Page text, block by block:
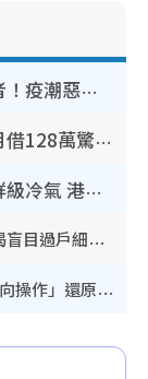
奪命寄生蟲｜食生菜狂瀉首現死者！疫潮惡化錄1.8萬宗病例 揭洗菜3大謬誤
銀行高層戀上水療女技師！兩個月借128萬驚覺「沉船」沉落火海 揭背後疑似邪教操控賣淫
內地客歎港人唔識老！揭港鐵保鮮級冷氣 港人求放過：咪投訴
牙線棒亂用隨時越清越污糟！牙醫驚揭盲目過戶細菌恐致蛀牙：呢種先係日常真保養
WhatsApp預設貼圖點刪？揭1招「反向操作」還原簡潔介面 附3步實測教學